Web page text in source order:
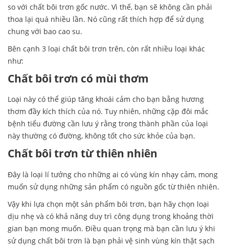
so với chất bôi trơn gốc nước. Vì thế, bạn sẽ không cần phải
thoa lại quá nhiều lần. Nó cũng rất thích hợp để sử dụng
chung với bao cao su.
Bên cạnh 3 loại chất bôi trơn trên, còn rất nhiều loại khác
như:
Chất bôi trơn có mùi thơm
Loại này có thể giúp tăng khoái cảm cho bạn bằng hương
thơm đầy kích thích của nó. Tuy nhiên, những cặp đôi mắc
bệnh tiểu đường cần lưu ý rằng trong thành phần của loại
này thường có đường, không tốt cho sức khỏe của bạn.
Chất bôi trơn từthiên nhiên
Đây là loại lí tưởng cho những ai có vùng kín nhạy cảm, mong
muốn sử dụng những sản phẩm có nguồn gốc từ thiên nhiên.
Vậy khi lựa chọn một sản phẩm bôi trơn, bạn hãy chọn loại
dịu nhẹ và có khả năng duy trì công dụng trong khoảng thời
gian bạn mong muốn. Điều quan trọng mà bạn cần lưu ý khi
sử dụng chất bôi trơn là bạn phải vệ sinh vùng kín thật sạch